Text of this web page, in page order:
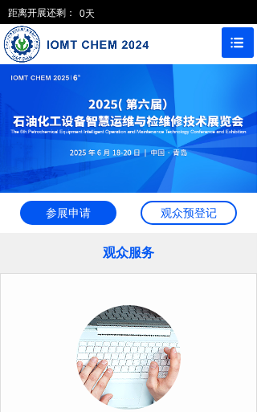
距离开展还剩： 0天
参展申请 观众预登记
观众服务